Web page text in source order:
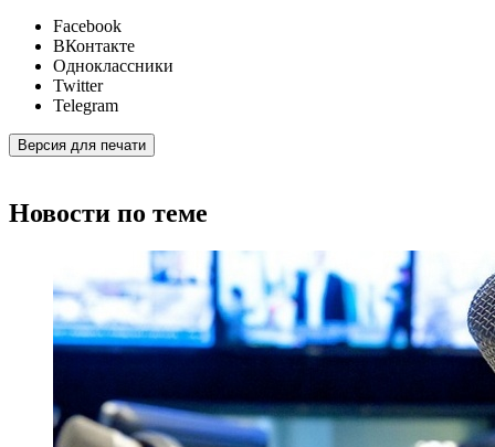
Facebook
ВКонтакте
Одноклассники
Twitter
Telegram
Версия для печати
Новости по теме